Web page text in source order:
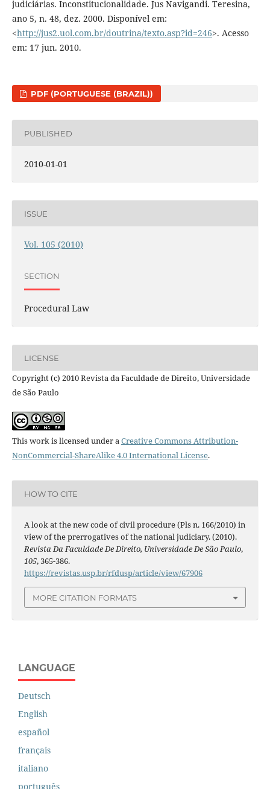
judiciárias. Inconstitucionalidade. Jus Navigandi. Teresina,
ano 5, n. 48, dez. 2000. Disponível em:
<http://jus2.uol.com.br/doutrina/texto.asp?id=246>. Acesso
em: 17 jun. 2010.
PDF (PORTUGUESE (BRAZIL))
PUBLISHED
2010-01-01
ISSUE
Vol. 105 (2010)
SECTION
Procedural Law
LICENSE
Copyright (c) 2010 Revista da Faculdade de Direito, Universidade
de São Paulo
This work is licensed under aCreative Commons Attribution-
NonCommercial-ShareAlike 4.0 International License.
HOW TO CITE
A look at the new code of civil procedure (Pls n. 166/2010) in
view of the prerrogatives of the national judiciary. (2010).
Revista Da Faculdade De Direito, Universidade De São Paulo,
105, 365-386.
https://revistas.usp.br/rfdusp/article/view/67906
MORE CITATION FORMATS
LANGUAGE
Deutsch
English
español
français
italiano
português